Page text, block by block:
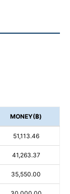
MONEY(฿)
51,113.46
41,263.37
35,550.00